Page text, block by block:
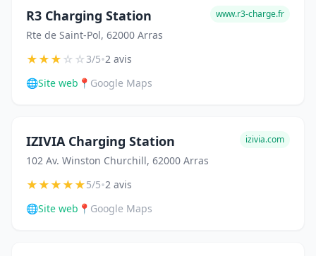
R3 Charging Station
Rte de Saint-Pol, 62000 Arras
www.r3-charge.fr
★★★☆☆3/5•2 avis
🌐Site web 📍 Google Maps
IZIVIA Charging Station
102 Av. Winston Churchill, 62000 Arras
izivia.com
★★★★★5/5•2 avis
🌐Site web 📍 Google Maps